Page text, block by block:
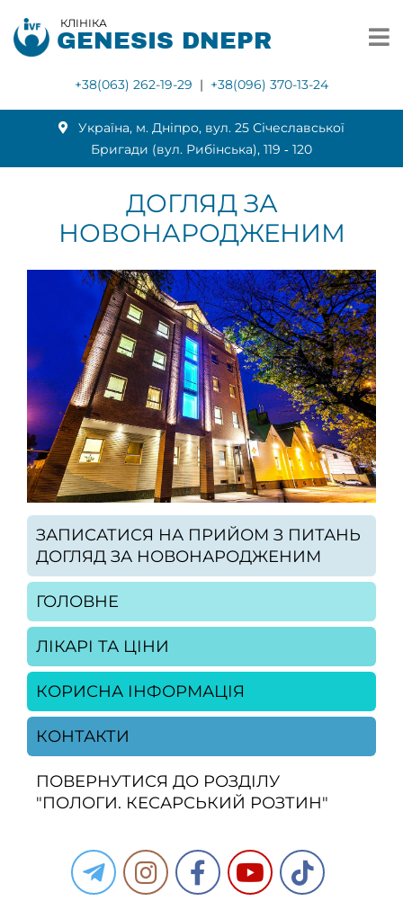
КЛІНІКА
GENESIS DNEPR
+38(063) 262-19-29 | +38(096) 370-13-24
Українa, м. Дніпро, вул. 25 Січеславської
Бригади (вул. Рибінська), 119 ‑ 120
ДОГЛЯД ЗА
НОВОНАРОДЖЕНИМ
ЗАПИСАТИСЯ НА ПРИЙОМ З ПИТАНЬ
ДОГЛЯД ЗА НОВОНАРОДЖЕНИМ
ГОЛОВНЕ
ЛІКАРІ ТА ЦІНИ
КОРИСНА ІНФОРМАЦІЯ
КОНТАКТИ
ПОВЕРНУТИСЯ ДО РОЗДІЛУ
"ПОЛОГИ. КЕСАРСЬКИЙ РОЗТИН"